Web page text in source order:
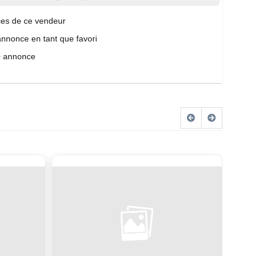
de ce vendeur
en tant que favori
annonce